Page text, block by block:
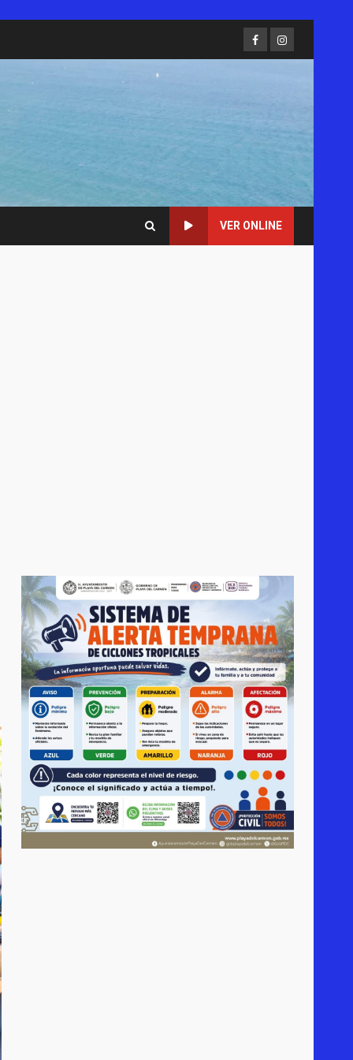
FacebookInstagram
VER ONLINE